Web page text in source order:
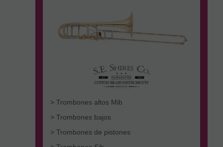
> Trombones altos Mib
> Trombones bajos
> Trombones de pistones